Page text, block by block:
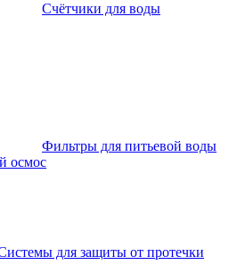
Счётчики для воды
Фильтры для питьевой воды
осмос
для защиты от протечки